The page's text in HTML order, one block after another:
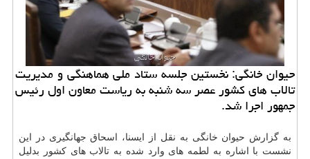
حیوان خانگی: نخستین جلسه ستاد ملی هماهنگی و مدیریت
تالاب های كشور عصر سه شنبه به ریاست معاون اول رئیس
جمهور اجرا شد.
به گزارش حیوان خانگی به نقل از ایسنا، اسحاق جهانگیری در این
نشست با اشاره به لطمه های وارد شده به تالاب های كشور بدلیل